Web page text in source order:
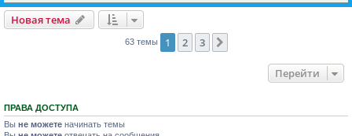
Новая тема
63 темы 1 2 3
Перейти
ПРАВА ДОСТУПА
Вы не можете начинать темы